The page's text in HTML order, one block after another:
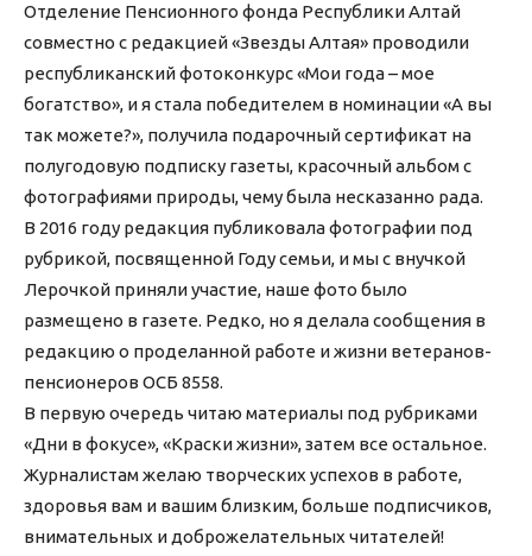
Отделение Пенсионного фонда Республики Алтай
совместно с редакцией «Звезды Алтая» проводили
республиканский фотоконкурс «Мои года – мое
богатство», и я стала победителем в номинации «А вы
так можете?», получила подарочный сертификат на
полугодовую подписку газеты, красочный альбом с
фотографиями природы, чему была несказанно рада.
В 2016 году редакция публиковала фотографии под
рубрикой, посвященной Году семьи, и мы с внучкой
Лерочкой приняли участие, наше фото было
размещено в газете. Редко, но я делала сообщения в
редакцию о проделанной работе и жизни ветеранов-
пенсионеров ОСБ 8558.
В первую очередь читаю материалы под рубриками
«Дни в фокусе», «Краски жизни», затем все остальное.
Журналистам желаю творческих успехов в работе,
здоровья вам и вашим близким, больше подписчиков,
внимательных и доброжелательных читателей!